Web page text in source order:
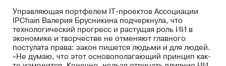
Управляющая портфелем IT-проектов Ассоциации
IPChain Валерия Брусникина подчеркнула, что
технологический прогресс и растущая роль ИИ в
экономике и творчестве не отменяют главного
постулата права: закон пишется людьми и для людей.
«Не думаю, что этот основополагающий принцип как-